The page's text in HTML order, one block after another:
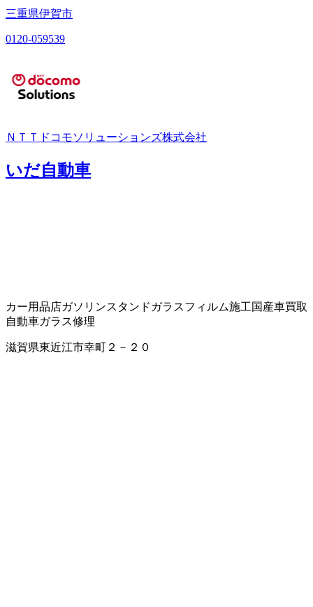
三重県伊賀市
0120-059539
ＮＴＴドコモソリューションズ株式会社
いだ自動車
カー用品店ガソリンスタンド ガラスフィルム施工国産車買取
自動車ガラス修理
滋賀県東近江市幸町２－２０